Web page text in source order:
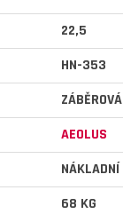
22,5
HN-353
ZÁBĚROVÁ
AEOLUS
NÁKLADNÍ
68 KG